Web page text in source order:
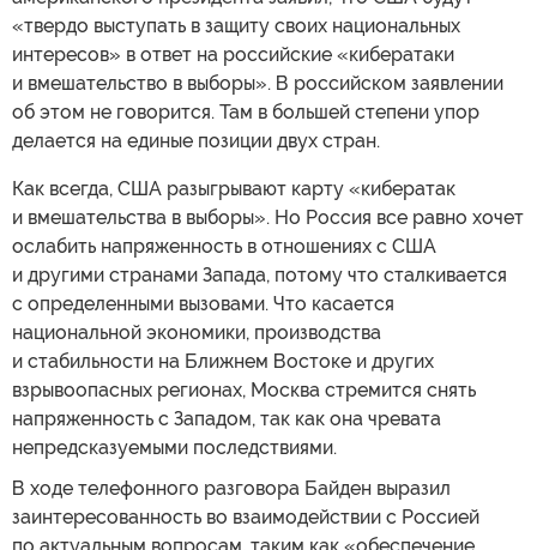
«твердо выступать в защиту своих национальных
интересов» в ответ на российские «кибератаки
и вмешательство в выборы». В российском заявлении
об этом не говорится. Там в большей степени упор
делается на единые позиции двух стран.
Как всегда, США разыгрывают карту «кибератак
и вмешательства в выборы». Но Россия все равно хочет
ослабить напряженность в отношениях с США
и другими странами Запада, потому что сталкивается
с определенными вызовами. Что касается
национальной экономики, производства
и стабильности на Ближнем Востоке и других
взрывоопасных регионах, Москва стремится снять
напряженность с Западом, так как она чревата
непредсказуемыми последствиями.
В ходе телефонного разговора Байден выразил
заинтересованность во взаимодействии с Россией
по актуальным вопросам, таким как «обеспечение